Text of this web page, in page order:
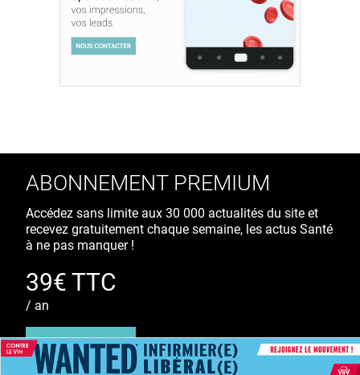
ABONNEMENT PREMIUM
Accédez sans limite aux 30 000 actualités du site et
recevez gratuitement chaque semaine, les actus Santé
à ne pas manquer !
39€ TTC
/ an
S'ABONNER